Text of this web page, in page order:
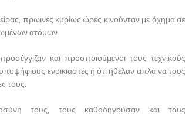
πρωινές κυρίως ώρες κινούνταν με όχημα σε
ατόμων.
και προσποιούμενοι τους τεχνικούς
ενοικιαστές ή ότι ήθελαν απλά να τους
τους.
τους, τους καθοδηγούσαν και τους